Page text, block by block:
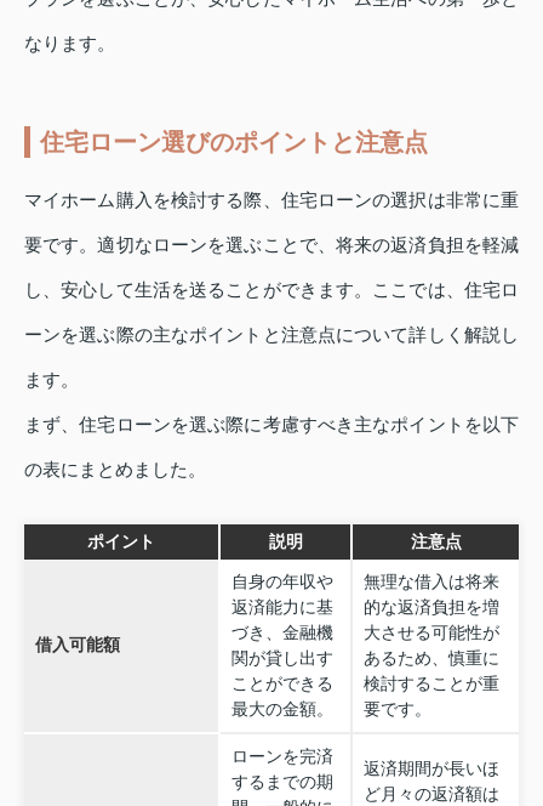
なります。
住宅ローン選びのポイントと注意点
マイホーム購入を検討する際、住宅ローンの選択は非常に重
要です。適切なローンを選ぶことで、将来の返済負担を軽減
し、安心して生活を送ることができます。ここでは、住宅ロ
ーンを選ぶ際の主なポイントと注意点について詳しく解説し
ます。
まず、住宅ローンを選ぶ際に考慮すべき主なポイントを以下
の表にまとめました。
ポイント 説明 注意点
借入可能額
自身の年収や
返済能力に基
づき、金融機
関が貸し出す
ことができる
最大の金額。
無理な借入は将来
的な返済負担を増
大させる可能性が
あるため、慎重に
検討することが重
要です。
ローンを完済
するまでの期
返済期間が長いほ
ど月々の返済額は